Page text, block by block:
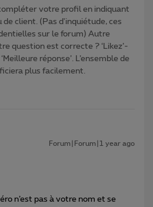
votre profil en indiquant
client. (Pas d'inquiétude, ces
sur le forum) Autre
question est correcte ? ‘Likez’-
réponse’. L’ensemble de
plus facilement.
Forum|Forum|1 year ago
n’est pas à votre nom et se